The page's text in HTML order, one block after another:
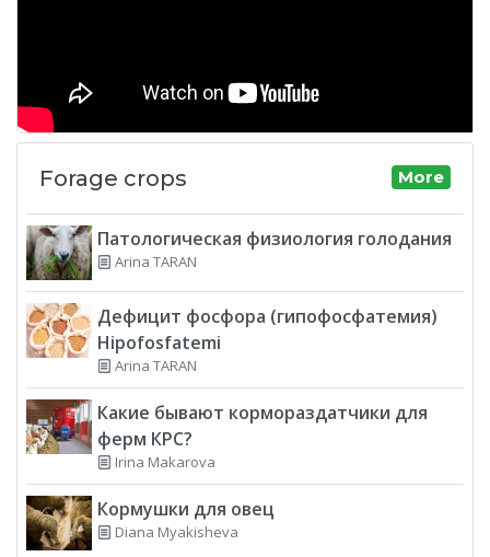
Forage crops More
Патологическая физиология голодания
Arina TARAN
Дефицит фосфора (гипофосфатемия)
Hipofosfatemi
Arina TARAN
Какие бывают кормораздатчики для
ферм КРС?
Irina Makarova
Кормушки для овец
Diana Myakisheva